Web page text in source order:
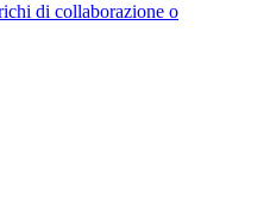
di collaborazione o